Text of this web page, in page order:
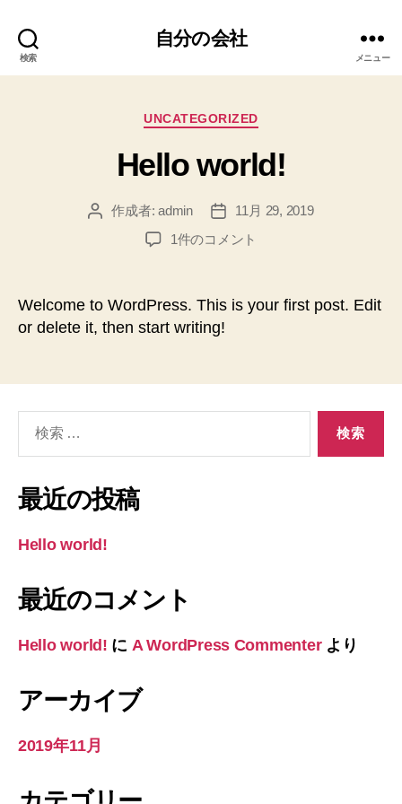
検索
自分の会社
メニュー
カ
ゴ
リ
UNCATEGORIZED
Hello world!
投
作成者:admin
投
稿
11月 29, 2019
Hello
1件のコメント
Welcome to WordPress. This is your first post. Edit
or delete it, then start writing!
象:
最近の投稿
Hello world!
最近のコメント
Hello world! に A WordPress Commenterより
アーカイブ
2019年11月